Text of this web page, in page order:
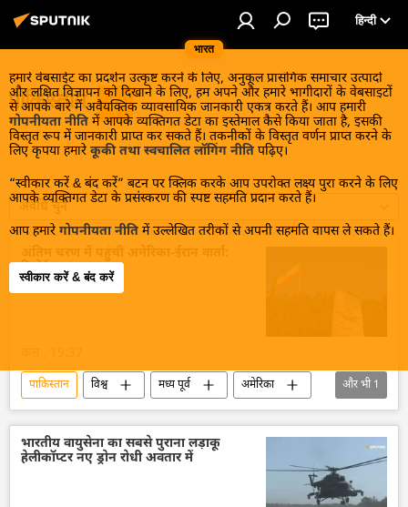
भारत
हिन्दी
हमारे वेबसाईट का प्रदर्शन उत्कृष्ट करने के लिए, अनुकूल प्रासंगिक समाचार उत्पादों
और लक्षित विज्ञापन को दिखाने के लिए, हम अपने और हमारे भागीदारों के वेबसाइटों
से आपके बारे में अवैयक्तिक व्यावसायिक जानकारी एकत्र करते हैं। आप हमारी
गोपनीयता नीति में आपके व्यक्तिगत डेटा का इस्तेमाल कैसे किया जाता है, इसकी
विस्तृत रूप में जानकारी प्राप्त कर सकते हैं। तकनीकों के विस्तृत वर्णन प्राप्त करने के
लिए कृपया हमारे कूकी तथा स्वचालित लॉगिंग नीति पढ़िए।
“स्वीकार करें & बंद करें” बटन पर क्लिक करके आप उपरोक्त लक्ष्य पुरा करने के लिए
आपके व्यक्तिगत डेटा के प्रसंस्करण की स्पष्ट सहमति प्रदान करते हैं।
आप हमारे गोपनीयता नीति में उल्लेखित तरीकों से अपनी सहमति वापस ले सकते हैं।
स्वीकार करें & बंद करें
पाकिस्तान
अवधि चुनें
रिपोर्ट
पाकिस्तान विश्व मध्य पूर्व
अमेरिका
ईरान
और भी1
भारतीय वायुसेना का सबसे पुराना लड़ाकू
हेलीकॉप्टर नए ड्रोन रोधी अवतार में